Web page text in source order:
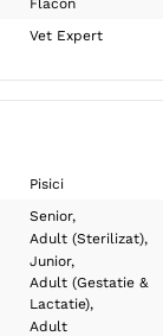
Flacon
Vet Expert
Pisici
Senior
Adult (Sterilizat)
Junior
Adult (Gestatie &
Lactatie)
Adult